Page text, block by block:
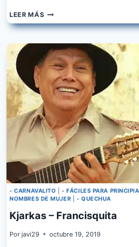
LEER MÁSKJARKAS
–
YO
HE
NACIDO
PARA
SUFRIR
- CARNAVALITO |- FÁCILES PARA
NOMBRES DE MUJER
- QUECHUA
Kjarkas – Francisquita
Por javi29 octubre 19, 2019